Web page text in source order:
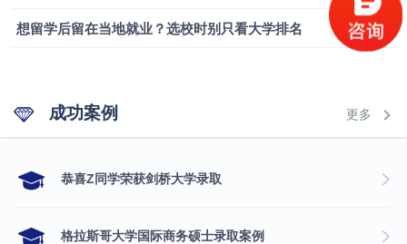
想留学后留在当地就业？选校时别只看大学排名
成功案例 更多
​恭喜Z同学荣获剑桥大学录取
格拉斯哥大学国际商务硕士录取案例